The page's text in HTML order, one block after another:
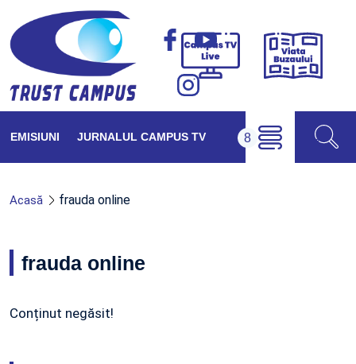
Campus
Viața
EMISIUNI JURNALUL CAMPUS TV
Acasă frauda online
frauda online
Conținut negăsit!